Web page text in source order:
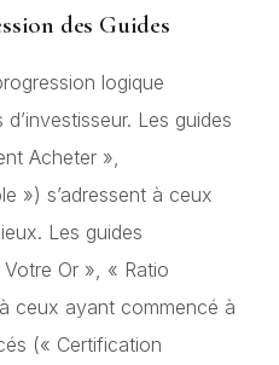
des Guides
logique
Les guides
Acheter »,
») s’adressent à ceux
Les guides
Or », « Ratio
ceux ayant commencé à
(« Certification